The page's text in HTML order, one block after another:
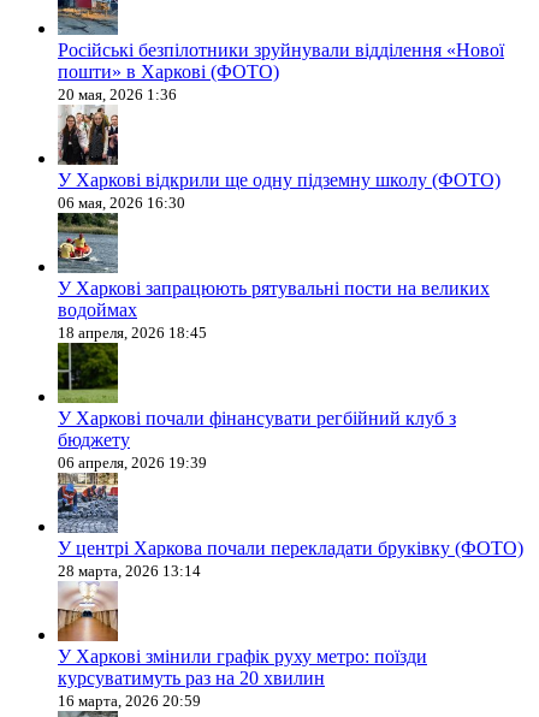
Російські безпілотники зруйнували відділення «Нової
пошти» в Харкові (ФОТО)
20 мая, 2026 1:36
У Харкові відкрили ще одну підземну школу (ФОТО)
06 мая, 2026 16:30
У Харкові запрацюють рятувальні пости на великих
водоймах
18 апреля, 2026 18:45
У Харкові почали фінансувати регбійний клуб з
бюджету
06 апреля, 2026 19:39
У центрі Харкова почали перекладати бруківку (ФОТО)
28 марта, 2026 13:14
У Харкові змінили графік руху метро: поїзди
курсуватимуть раз на 20 хвилин
16 марта, 2026 20:59